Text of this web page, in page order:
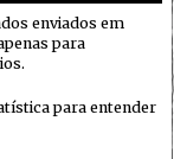
enviados em
para
para entender